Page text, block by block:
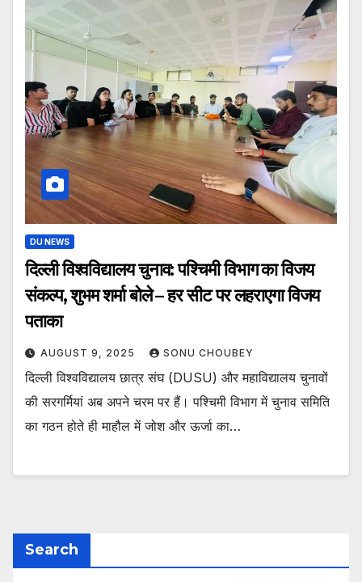
DU NEWS
दिल्ली विश्वविद्यालय चुनाव: पश्चिमी विभाग का विजय
संकल्प, शुभम शर्मा बोले – हर सीट पर लहराएगा विजय
पताका
AUGUST 9, 2025 SONU CHOUBEY
दिल्ली विश्वविद्यालय छात्र संघ (DUSU) और महाविद्यालय चुनावों
की सरगर्मियां अब अपने चरम पर हैं। पश्चिमी विभाग में चुनाव समिति
का गठन होते ही माहौल में जोश और ऊर्जा का…
Search